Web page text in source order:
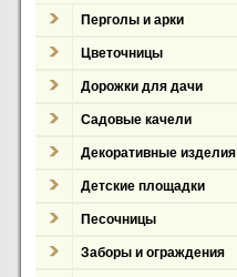
Перголы и арки
Цветочницы
Дорожки для дачи
Садовые качели
Декоративные изделия
Детские площадки
Песочницы
Заборы и ограждения